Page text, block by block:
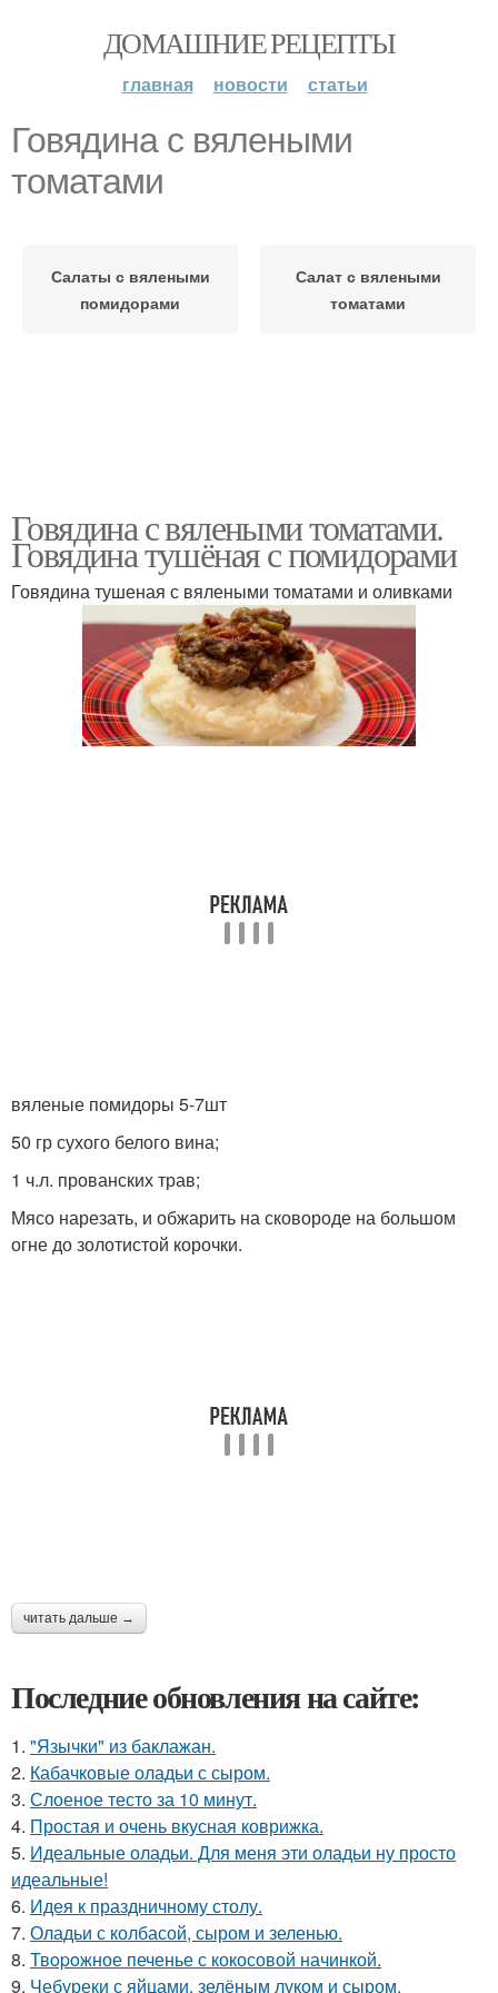
ДОМАШНИЕ РЕЦЕПТЫ
главная новости статьи
Говядина с вялеными
томатами
Салаты с вялеными
помидорами
Салат с вялеными
томатами
Говядина с вялеными томатами.
Говядина тушёная с помидорами
Говядина тушеная с вялеными томатами и оливками
вяленые помидоры 5-7шт
50 гр сухого белого вина;
1 ч.л. прованских трав;
Мясо нарезать, и обжарить на сковороде на большом
огне до золотистой корочки.
читать дальше →
Последние обновления на сайте:
1. "Язычки" из баклажан.
2. Кабачковые оладьи с сыром.
3. Слоеное тесто за 10 минут.
4. Простая и очень вкусная коврижка.
5. Идеальные оладьи. Для меня эти оладьи ну просто
идеальные!
6. Идея к праздничному столу.
7. Оладьи с колбасой, сыром и зеленью.
8. Твopoжное печенье с кокосовой начинкой.
9. Чебуреки с яйцами, зелёным луком и сыром.